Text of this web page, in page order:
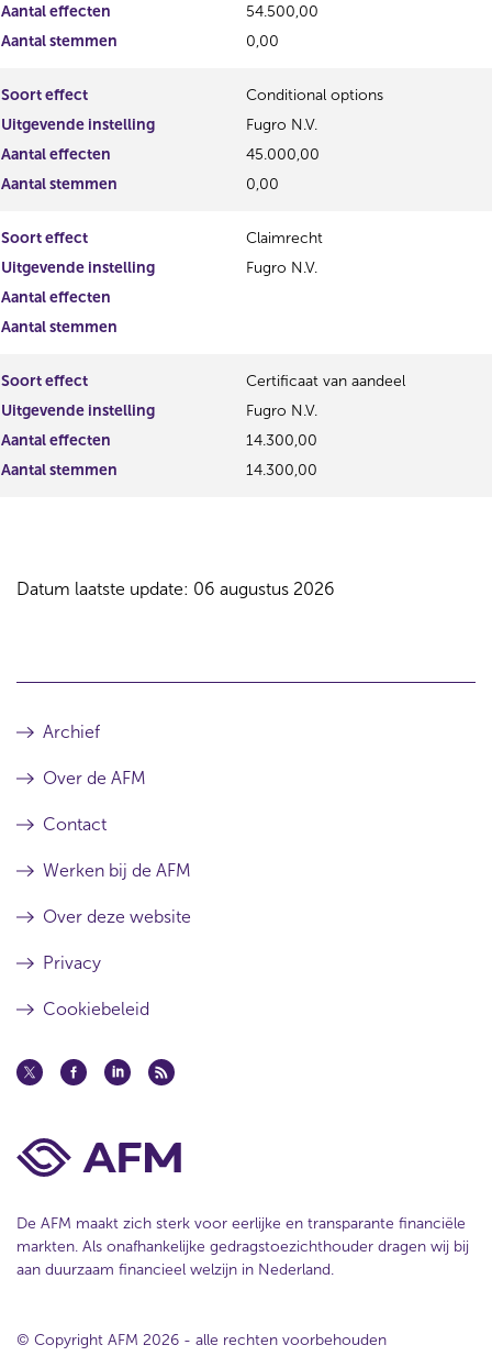
Aantal effecten
54.500,00
Aantal stemmen
0,00
Soort effect
Conditional options
Uitgevende instelling
Fugro N.V.
Aantal effecten
45.000,00
Aantal stemmen
0,00
Soort effect
Claimrecht
Uitgevende instelling
Fugro N.V.
Aantal effecten
Aantal stemmen
Soort effect
Certificaat van aandeel
Uitgevende instelling
Fugro N.V.
Aantal effecten
14.300,00
Aantal stemmen
14.300,00
Datum laatste update: 06 augustus 2026
Archief
Over de AFM
Contact
Werken bij de AFM
Over deze website
Privacy
Cookiebeleid
De AFM maakt zich sterk voor eerlijke en transparante financiële
markten. Als onafhankelijke gedragstoezichthouder dragen wij bij
aan duurzaam financieel welzijn in Nederland.
© Copyright AFM 2026 - alle rechten voorbehouden